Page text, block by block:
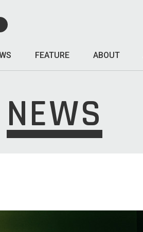
FEATURE ABOUT
NEWS